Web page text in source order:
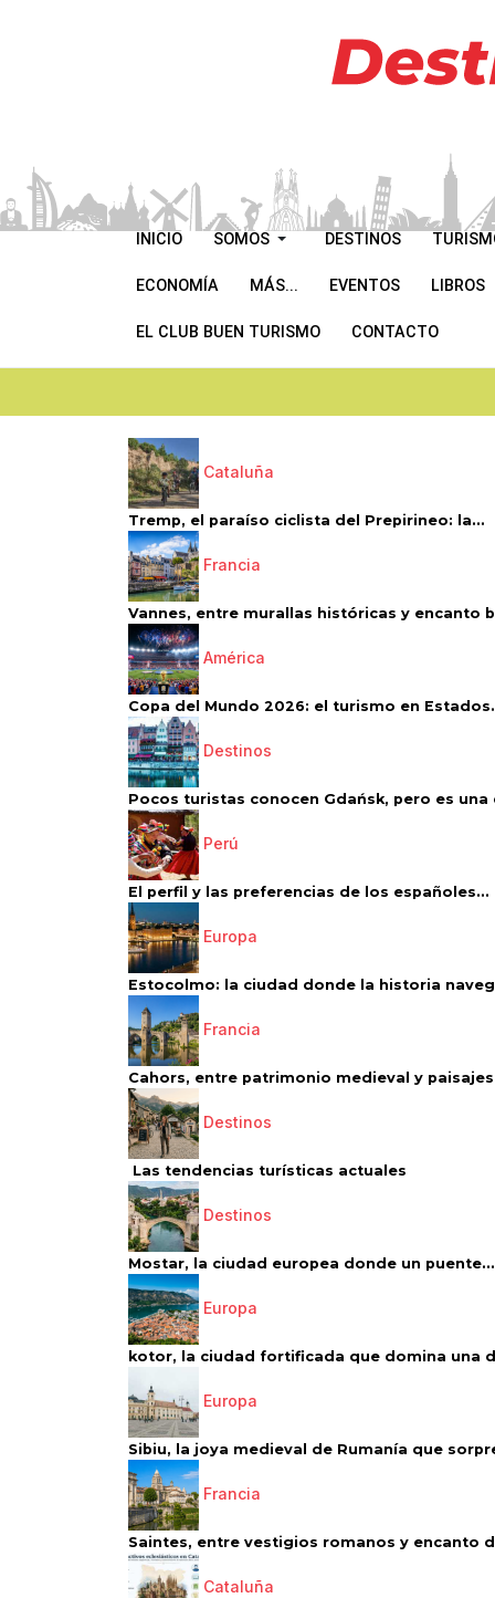
INICIO SOMOS DESTINOS
ECONOMÍA MÁS... EVENTOS LIBROS
EL CLUB BUEN TURISMO CONTACTO
Cataluña
Tremp, el paraíso ciclista del Prepirineo: la...
Francia
Vannes, entre murallas históricas y encanto
América
Copa del Mundo 2026: el turismo en
Destinos
Pocos turistas conocen Gdańsk, pero es una
Perú
El perfil y las preferencias de los españoles...
Europa
Estocolmo: la ciudad donde la historia
Francia
Cahors, entre patrimonio medieval y paisajes
Destinos
Las tendencias turísticas actuales
Destinos
Mostar, la ciudad europea donde un puente...
Europa
kotor, la ciudad fortificada que domina una
Europa
Sibiu, la joya medieval de Rumanía que
Francia
Saintes, entre vestigios romanos y encanto
Cataluña